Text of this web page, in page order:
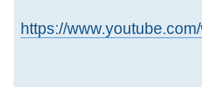
https://